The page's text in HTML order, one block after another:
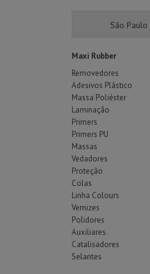
São Paulo
Maxi Rubber
Removedores
Adesivos Plástico
Massa Poliéster
Laminação
Primers
Primers PU
Massas
Vedadores
Proteção
Colas
Linha Colours
Vernizes
Polidores
Auxiliares
Catalisadores
Selantes